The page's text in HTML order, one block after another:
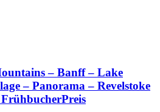
– Banff – Lake
– Panorama – Revelstoke